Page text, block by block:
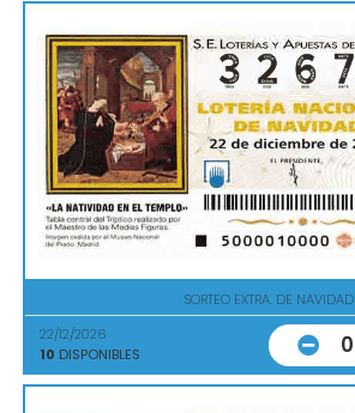
SORTEO EXTRA. DE NAVIDAD
22/12/2026
10 DISPONIBLES 0